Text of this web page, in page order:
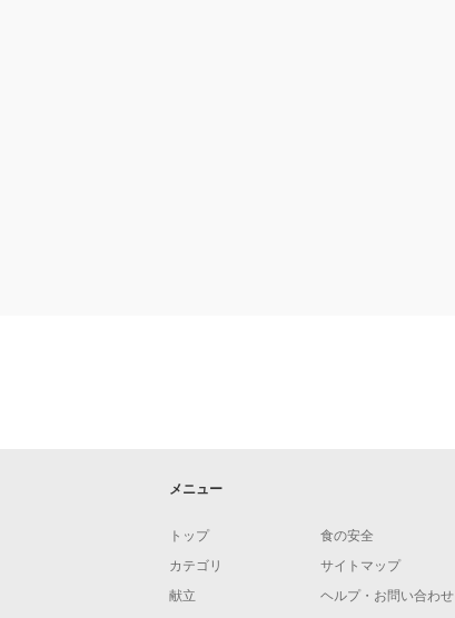
メニュー
トップ
カテゴリ
献立
食の安全
サイトマップ
ヘルプ・お問い合わせ